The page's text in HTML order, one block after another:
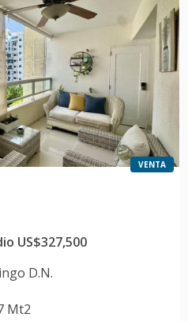
VENTA
US$327,500
D.N.
Mt2